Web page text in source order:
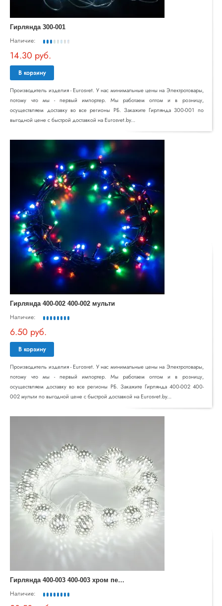
Гирлянда 300-001
Наличие:
14.30 руб.
В корзину
Производитель изделия - Eurosvet. У нас минимальные цены на Электротовары,
потому что мы - первый импортер. Мы работаем оптом и в розницу,
осуществляем доставку во все регионы РБ. Закажите Гирлянда 300-001 по
выгодной цене с быстрой доставкой на Eurosvet.by...
Гирлянда 400-002 400-002 мульти
Наличие:
6.50 руб.
В корзину
Производитель изделия - Eurosvet. У нас минимальные цены на Электротовары,
потому что мы - первый импортер. Мы работаем оптом и в розницу,
осуществляем доставку во все регионы РБ. Закажите Гирлянда 400-002 400-
002 мульти по выгодной цене с быстрой доставкой на Eurosvet.by...
Г
ирлянда 400-003 400-003 хром перламутровый с эффектом мерцания
Наличие: